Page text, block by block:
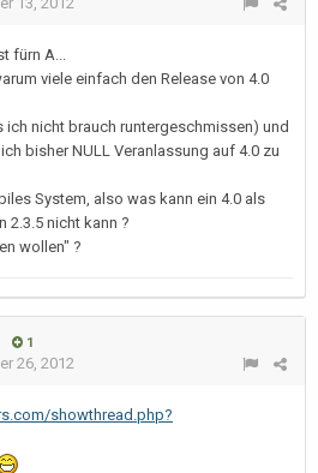
fürn A...
viele einfach den Release von 4.0
ich nicht brauch runtergeschmissen) und
bisher NULL Veranlassung auf 4.0 zu
System, also was kann ein 4.0 als
2.3.5 nicht kann ?
wollen" ?
1
26, 2012
showthread.php?